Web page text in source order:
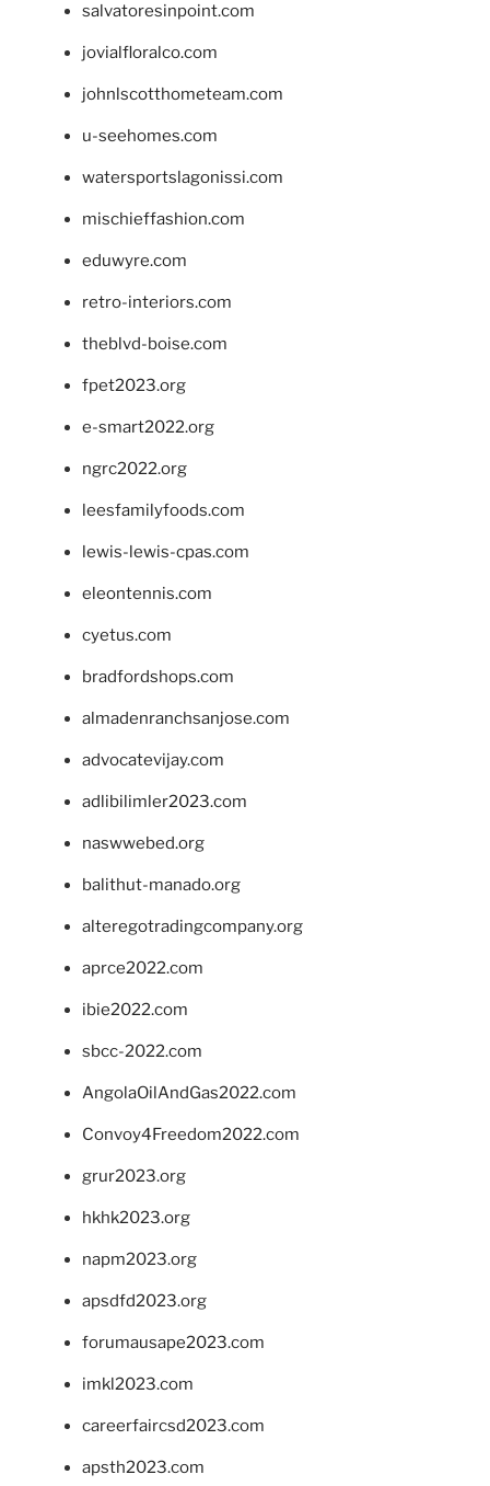
salvatoresinpoint.com
jovialfloralco.com
johnlscotthometeam.com
u-seehomes.com
watersportslagonissi.com
mischieffashion.com
eduwyre.com
retro-interiors.com
theblvd-boise.com
fpet2023.org
e-smart2022.org
ngrc2022.org
leesfamilyfoods.com
lewis-lewis-cpas.com
eleontennis.com
cyetus.com
bradfordshops.com
almadenranchsanjose.com
advocatevijay.com
adlibilimler2023.com
naswwebed.org
balithut-manado.org
alteregotradingcompany.org
aprce2022.com
ibie2022.com
sbcc-2022.com
AngolaOilAndGas2022.com
Convoy4Freedom2022.com
grur2023.org
hkhk2023.org
napm2023.org
apsdfd2023.org
forumausape2023.com
imkl2023.com
careerfaircsd2023.com
apsth2023.com